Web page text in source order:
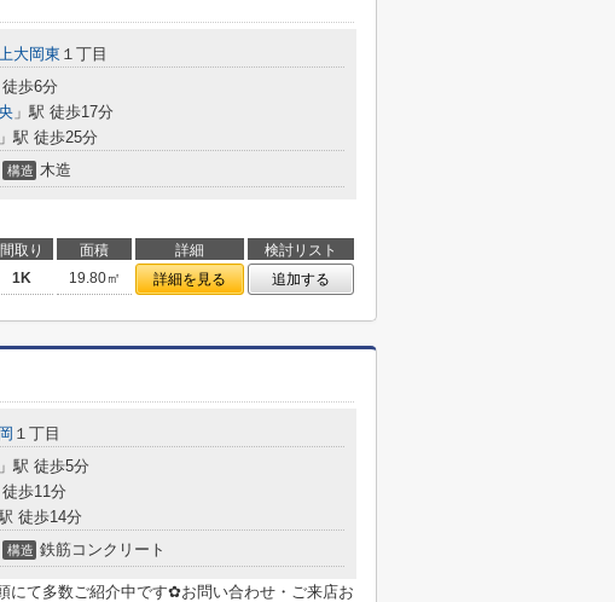
大岡東 １丁目
徒歩6分
」駅 徒歩17分
」駅 徒歩25分
構造 木造
間取り 面積 詳細
検討リスト
1K 19.80㎡ 詳細を見る 追加する
１丁目
」駅 徒歩5分
徒歩11分
徒歩14分
構造 鉄筋コンクリート
にて多数ご紹介中です✿お問い合わせ・ご来店お